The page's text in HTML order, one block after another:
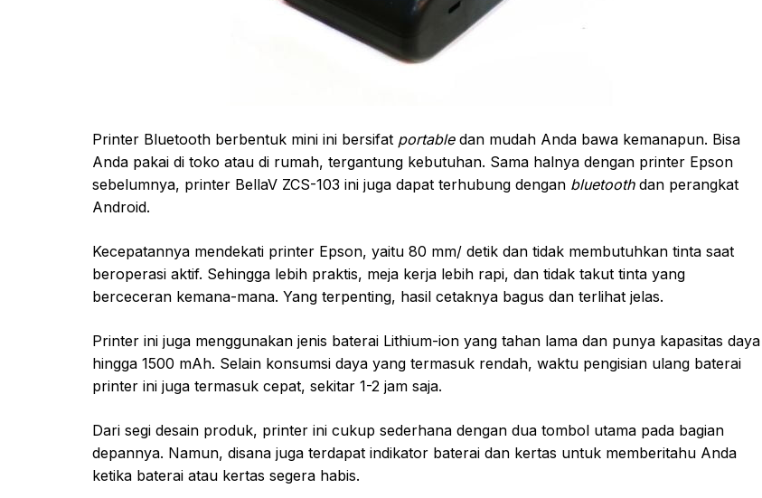
Printer Bluetooth berbentuk mini ini bersifat portable dan mudah Anda bawa kemanapun. Bisa
Anda pakai di toko atau di rumah, tergantung kebutuhan. Sama halnya dengan printer Epson
sebelumnya, printer BellaV ZCS-103 ini juga dapat terhubung dengan bluetooth dan perangkat
Android.
Kecepatannya mendekati printer Epson, yaitu 80 mm/ detik dan tidak membutuhkan tinta saat
beroperasi aktif. Sehingga lebih praktis, meja kerja lebih rapi, dan tidak takut tinta yang
berceceran kemana-mana. Yang terpenting, hasil cetaknya bagus dan terlihat jelas.
Printer ini juga menggunakan jenis baterai Lithium-ion yang tahan lama dan punya kapasitas daya
hingga 1500 mAh. Selain konsumsi daya yang termasuk rendah, waktu pengisian ulang baterai
printer ini juga termasuk cepat, sekitar 1-2 jam saja.
Dari segi desain produk, printer ini cukup sederhana dengan dua tombol utama pada bagian
depannya. Namun, disana juga terdapat indikator baterai dan kertas untuk memberitahu Anda
ketika baterai atau kertas segera habis.